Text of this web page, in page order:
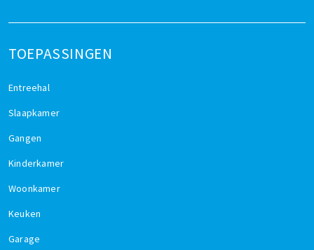
TOEPASSINGEN
Entreehal
Slaapkamer
Gangen
Kinderkamer
Woonkamer
Keuken
Garage